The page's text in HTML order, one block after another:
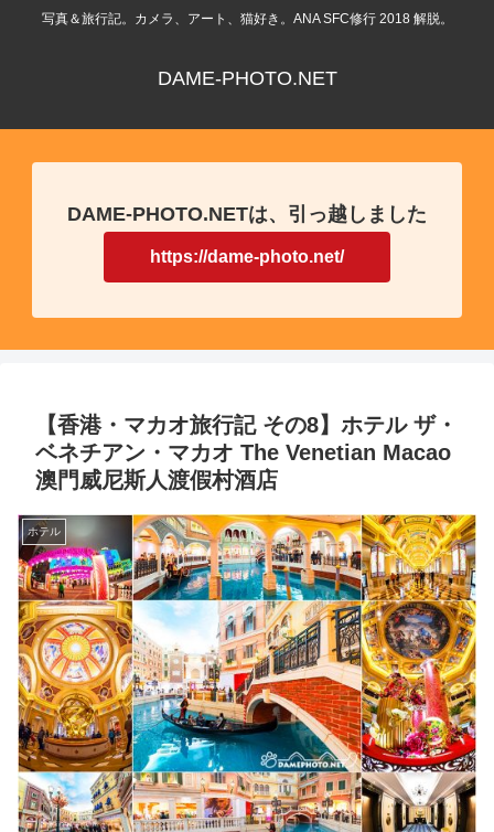
写真＆旅行記。カメラ、アート、猫好き。ANA SFC修行 2018 解脱。
DAME-PHOTO.NET
DAME-PHOTO.NETは、引っ越しました
https://dame-photo.net/
【香港・マカオ旅行記 その8】ホテル ザ・
ベネチアン・マカオ The Venetian Macao
澳門威尼斯人渡假村酒店
ホテル